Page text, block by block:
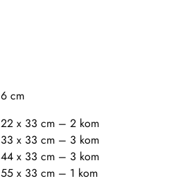
6 cm
22 x 33 cm – 2 kom
33 x 33 cm – 3 kom
44 x 33 cm – 3 kom
55 x 33 cm – 1 kom